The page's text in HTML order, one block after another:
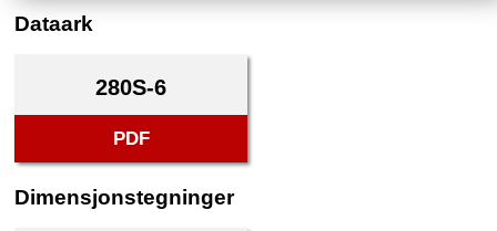
Dataark
280S-6
PDF
Dimensjonstegninger